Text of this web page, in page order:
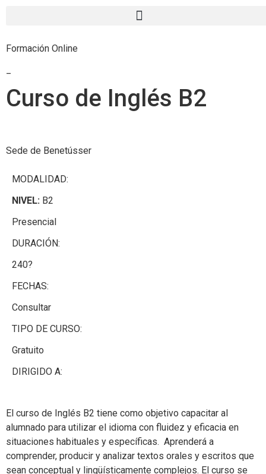
Formación Online
Curso de Inglés B2
Sede de Benetússer
MODALIDAD:
NIVEL: B2
Presencial
DURACIÓN:
240?
FECHAS:
Consultar
TIPO DE CURSO:
Gratuito
DIRIGIDO A:
El curso de Inglés B2 tiene como objetivo capacitar al
alumnado para utilizar el idioma con fluidez y eficacia en
situaciones habituales y específicas. Aprenderá a
comprender, producir y analizar textos orales y escritos que
sean conceptual y lingüísticamente complejos. El curso se